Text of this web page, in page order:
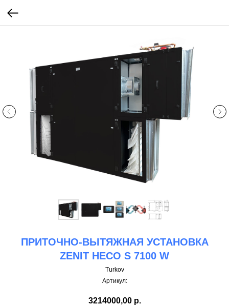
ПРИТОЧНО-ВЫТЯЖНАЯ УСТАНОВКА
ZENIT HECO S 7100 W
Turkov
Артикул:
3214000,00 р.